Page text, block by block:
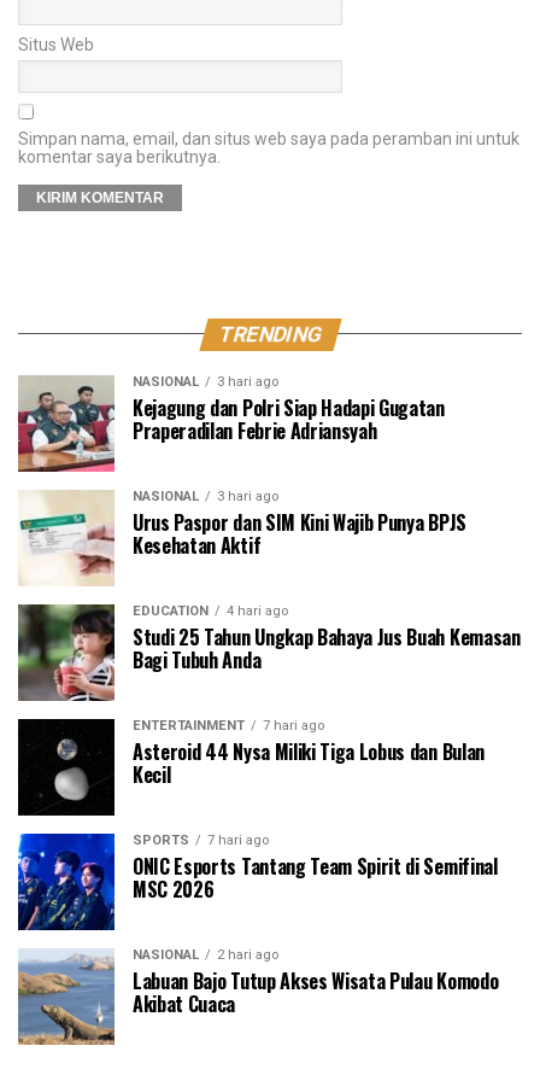
Situs Web
Simpan nama, email, dan situs web saya pada peramban ini untuk
komentar saya berikutnya.
TRENDING
NASIONAL 3 hari ago
Kejagung dan Polri Siap Hadapi Gugatan
Praperadilan Febrie Adriansyah
NASIONAL 3 hari ago
Urus Paspor dan SIM Kini Wajib Punya BPJS
Kesehatan Aktif
EDUCATION 4 hari ago
Studi 25 Tahun Ungkap Bahaya Jus Buah Kemasan
Bagi Tubuh Anda
ENTERTAINMENT 7 hari ago
Asteroid 44 Nysa Miliki Tiga Lobus dan Bulan
Kecil
SPORTS 7 hari ago
ONIC Esports Tantang Team Spirit di Semifinal
MSC 2026
NASIONAL 2 hari ago
Labuan Bajo Tutup Akses Wisata Pulau Komodo
Akibat Cuaca